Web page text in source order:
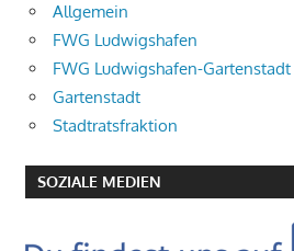
Allgemein
FWG Ludwigshafen
FWG Ludwigshafen-Gartenstadt
Gartenstadt
Stadtratsfraktion
SOZIALE MEDIEN